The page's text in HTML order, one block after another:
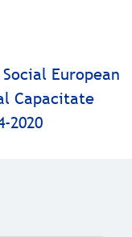
European
Capacitate
2020